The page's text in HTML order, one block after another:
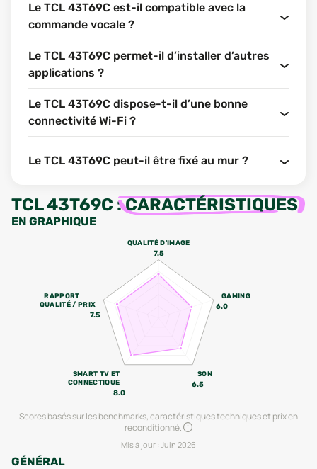
Le TCL 43T69C est-il compatible avec la
commande vocale ?
Le TCL 43T69C permet-il d’installer d’autres
applications ?
Le TCL 43T69C dispose-t-il d’une bonne
connectivité Wi-Fi ?
Le TCL 43T69C peut-il être fixé au mur ?
TCL 43T69C :CARACTÉRISTIQUES
EN GRAPHIQUE
QUALITÉ D'IMAGE
7.5
GAMING
6.0
SON
6.5
SMART TV ET
CONNECTIQUE
8.0
RAPPORT
QUALITÉ / PRIX
7.5
Scores basés sur les benchmarks, caractéristiques techniques et prix en
reconditionné.
Mis à jour : Juin 2026
GÉNÉRAL